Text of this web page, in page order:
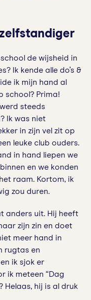
de wijsheid in
Ik kende alle do’s &
ik mijn hand al
school? Prima!
steeds
Ik was niet
in zijn vel zit op
leuke club ouders.
in hand liepen we
en we konden
raam. Kortom, ik
zou duren.
anders uit. Hij heeft
zijn zin en doet
meer hand in
rugtas en
ik sjok er
ik meteen “Dag
Helaas, hij is al druk